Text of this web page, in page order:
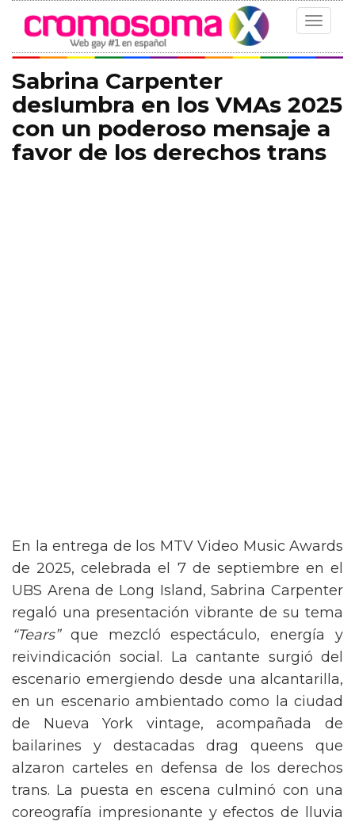
Toggle
Sabrina Carpenter
deslumbra en los VMAs 2025
con un poderoso mensaje a
favor de los derechos trans
En la entrega de los MTV Video Music Awards
de 2025, celebrada el 7 de septiembre en el
UBS Arena de Long Island, Sabrina Carpenter
regaló una presentación vibrante de su tema
“Tears”que mezcló espectáculo, energía y
reivindicación social. La cantante surgió del
escenario emergiendo desde una alcantarilla,
en un escenario ambientado como la ciudad
de Nueva York vintage, acompañada de
bailarines y destacadas drag queens que
alzaron carteles en defensa de los derechos
trans. La puesta en escena culminó con una
coreografía impresionante y efectos de lluvia